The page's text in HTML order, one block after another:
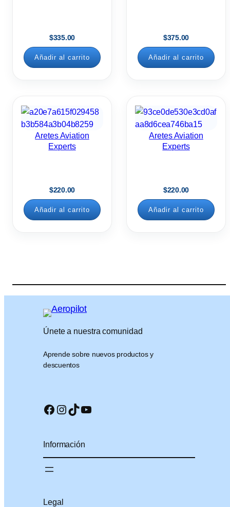
$335.00
Añadir al carrito
$375.00
Añadir al carrito
Aretes Aviation
Experts
$220.00
Añadir al carrito
Aretes Aviation
Experts
$220.00
Añadir al carrito
Únete a nuestra comunidad
Aprende sobre nuevos productos y
descuentos
Facebook Instagram TikTok YouTube
Información
Legal